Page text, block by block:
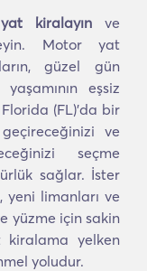
kiralayınve
Motor yat
güzel gün
eşsiz
(FL)'da bir
ve
seçme
sağlar. İster
yeni limanları ve
yüzme için sakin
yelken
yoludur.